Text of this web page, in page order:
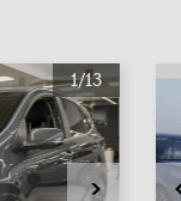
2026
1/13